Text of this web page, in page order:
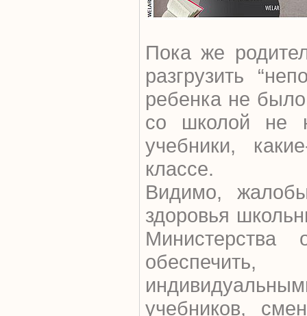
Пока же
разгрузить
ребенка не
со школой не
учебники,
классе.
Видимо,
здоровья
обеспечить,
учебников,